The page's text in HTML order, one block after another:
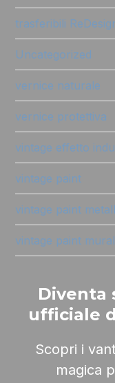
trasferibili
Uncategorized
vernice naturale
vernice protettiva
vintage effetto
vintage paint
vintage paint
vintage paint
Diventa
ufficiale
Scopri i
magica